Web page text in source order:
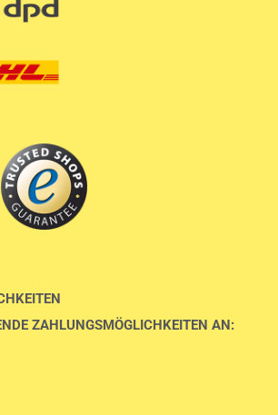
ZAHLUNGSMÖGLICHKEITEN AN: